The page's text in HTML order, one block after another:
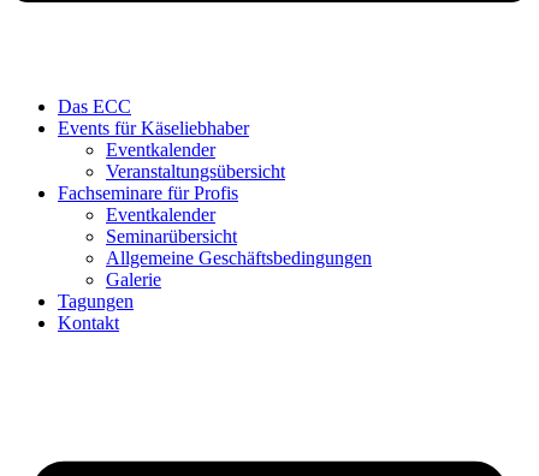
Das ECC
Events für Käseliebhaber
Eventkalender
Veranstaltungsübersicht
Fachseminare für Profis
Eventkalender
Seminarübersicht
Allgemeine Geschäftsbedingungen
Galerie
Tagungen
Kontakt